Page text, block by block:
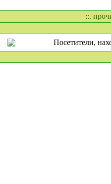
::.
Посетители,